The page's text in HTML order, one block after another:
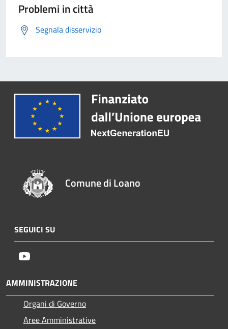
Problemi in città
Segnala disservizio
Comune di Loano
SEGUICI SU
AMMINISTRAZIONE
Organi di Governo
Aree Amministrative